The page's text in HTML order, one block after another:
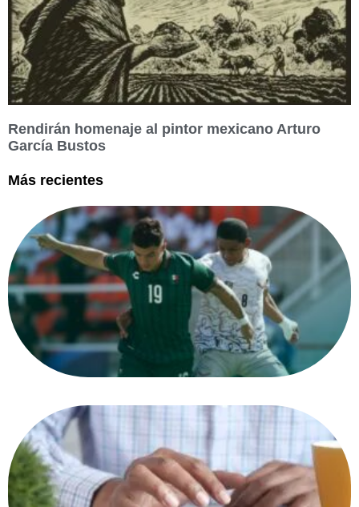
Rendirán homenaje al pintor mexicano Arturo
García Bustos
Más recientes